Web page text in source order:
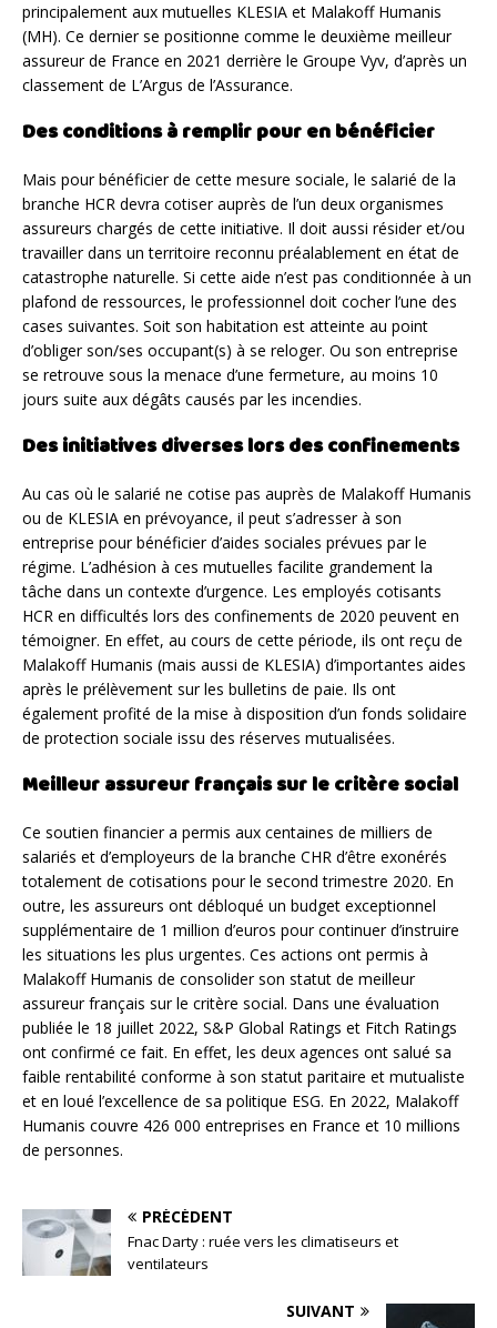
principalement aux mutuelles KLESIA et Malakoff Humanis
(MH). Ce dernier se positionne comme le deuxième meilleur
assureur de France en 2021 derrière le Groupe Vyv, d’après un
classement de L’Argus de l’Assurance.
Des conditions à remplir pour en bénéficier
Mais pour bénéficier de cette mesure sociale, le salarié de la
branche HCR devra cotiser auprès de l’un deux organismes
assureurs chargés de cette initiative. Il doit aussi résider et/ou
travailler dans un territoire reconnu préalablement en état de
catastrophe naturelle. Si cette aide n’est pas conditionnée à un
plafond de ressources, le professionnel doit cocher l’une des
cases suivantes. Soit son habitation est atteinte au point
d’obliger son/ses occupant(s) à se reloger. Ou son entreprise
se retrouve sous la menace d’une fermeture, au moins 10
jours suite aux dégâts causés par les incendies.
Des initiatives diverses lors des confinements
Au cas où le salarié ne cotise pas auprès de Malakoff Humanis
ou de KLESIA en prévoyance, il peut s’adresser à son
entreprise pour bénéficier d’aides sociales prévues par le
régime. L’adhésion à ces mutuelles facilite grandement la
tâche dans un contexte d’urgence. Les employés cotisants
HCR en difficultés lors des confinements de 2020 peuvent en
témoigner. En effet, au cours de cette période, ils ont reçu de
Malakoff Humanis (mais aussi de KLESIA) d’importantes aides
après le prélèvement sur les bulletins de paie. Ils ont
également profité de la mise à disposition d’un fonds solidaire
de protection sociale issu des réserves mutualisées.
Meilleur assureur français sur le critère social
Ce soutien financier a permis aux centaines de milliers de
salariés et d’employeurs de la branche CHR d’être exonérés
totalement de cotisations pour le second trimestre 2020. En
outre, les assureurs ont débloqué un budget exceptionnel
supplémentaire de 1 million d’euros pour continuer d’instruire
les situations les plus urgentes. Ces actions ont permis à
Malakoff Humanis de consolider son statut de meilleur
assureur français sur le critère social. Dans une évaluation
publiée le 18 juillet 2022, S&P Global Ratings et Fitch Ratings
ont confirmé ce fait. En effet, les deux agences ont salué sa
faible rentabilité conforme à son statut paritaire et mutualiste
et en loué l’excellence de sa politique ESG. En 2022, Malakoff
Humanis couvre 426 000 entreprises en France et 10 millions
de personnes.
PRÉCÉDENT
Fnac Darty : ruée vers les climatiseurs et
ventilateurs
SUIVANT